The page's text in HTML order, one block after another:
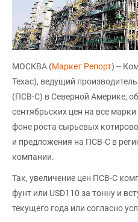
МОСКВА (Маркет Репорт) --
Техас), ведущий
(ПСВ-С) в Северной Америке,
сентябрьских цен на все
фоне роста сырьевых
и предложения на ПСВ-С в
компании.
Так, увеличение цен ПСВ-С
фунт или USD110 за тонну и
текущего года или согласно